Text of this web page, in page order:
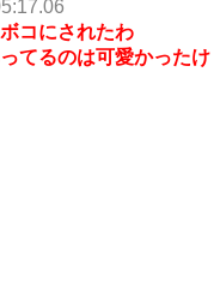
コにされたわ
てるのは可愛かったけ